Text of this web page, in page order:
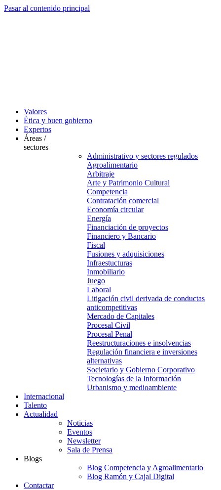
Pasar al contenido principal
Valores
Ética y buen gobierno
Expertos
Áreas /
sectores
Administrativo y sectores regulados
Agroalimentario
Arbitraje
Arte y Patrimonio Cultural
Competencia
Contratación comercial
Economía circular
Energía
Financiación de proyectos
Financiero y Bancario
Fiscal
Fusiones y adquisiciones
Infraestucturas
Inmobiliario
Juego
Laboral
Litigación civil derivada de conductas
anticompetitivas
Mercado de Capitales
Procesal Civil
Procesal Penal
Reestructuraciones e insolvencias
Regulación financiera e inversiones
alternativas
Societario y Gobierno Corporativo
Tecnologías de la Información
Urbanismo y medioambiente
Internacional
Talento
Actualidad
Noticias
Eventos
Newsletter
Sala de Prensa
Blogs
Blog Competencia y Agroalimentario
Blog Ramón y Cajal Digital
Contactar